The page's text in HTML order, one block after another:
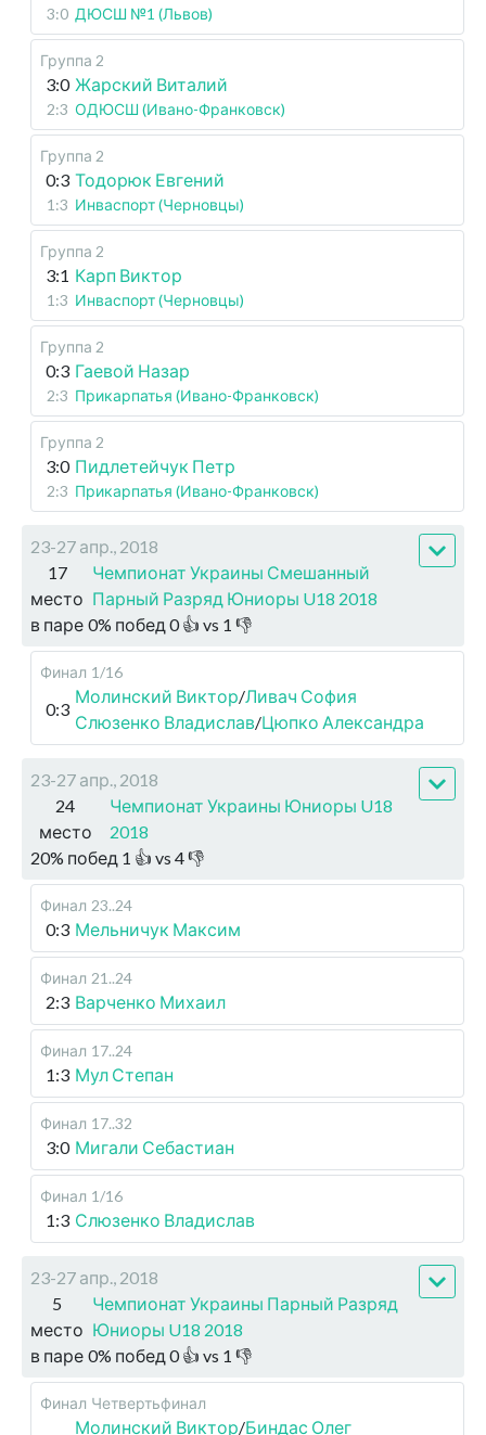
3:0 ДЮСШ №1 (Львов)
Группа 2
3:0 Жарский Виталий
2:3 ОДЮСШ (Ивано-Франковск)
Группа 2
0:3 Тодорюк Евгений
1:3 Инваспорт (Черновцы)
Группа 2
3:1 Карп Виктор
1:3 Инваспорт (Черновцы)
Группа 2
0:3 Гаевой Назар
2:3 Прикарпатья (Ивано-Франковск)
Группа 2
3:0 Пидлетейчук Петр
2:3 Прикарпатья (Ивано-Франковск)
23-27 апр., 2018
17
место
Чемпионат Украины Смешанный
Парный Разряд Юниоры U18 2018
в паре 0% побед 0👍 vs 1 👎
Финал 1/16
0:3
Молинский Виктор/Ливач София
Слюзенко Владислав/Цюпко Александра
23-27 апр., 2018
24
место
Чемпионат Украины Юниоры U18
2018
20% побед 1 👍 vs 4👎
Финал 23..24
0:3 Мельничук Максим
Финал 21..24
2:3 Варченко Михаил
Финал 17..24
1:3 Мул Степан
Финал 17..32
3:0 Мигали Себастиан
Финал 1/16
1:3 Слюзенко Владислав
23-27 апр., 2018
5
место
Чемпионат Украины Парный Разряд
Юниоры U18 2018
в паре 0% побед 0👍 vs 1 👎
Финал Четвертьфинал
Молинский Виктор/Биндас Олег